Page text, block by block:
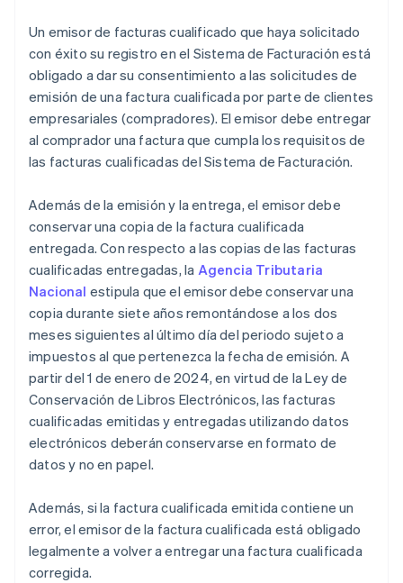
Un emisor de facturas cualificado que haya solicitado
con éxito su registro en el Sistema de Facturación está
obligado a dar su consentimiento a las solicitudes de
emisión de una factura cualificada por parte de clientes
empresariales (compradores). El emisor debe entregar
al comprador una factura que cumpla los requisitos de
las facturas cualificadas del Sistema de Facturación.
Además de la emisión y la entrega, el emisor debe
conservar una copia de la factura cualificada
entregada. Con respecto a las copias de las facturas
cualificadas entregadas, la Agencia Tributaria
Nacional estipula que el emisor debe conservar una
copia durante siete años remontándose a los dos
meses siguientes al último día del periodo sujeto a
impuestos al que pertenezca la fecha de emisión. A
partir del 1 de enero de 2024, en virtud de la Ley de
Conservación de Libros Electrónicos, las facturas
cualificadas emitidas y entregadas utilizando datos
electrónicos deberán conservarse en formato de
datos y no en papel.
Además, si la factura cualificada emitida contiene un
error, el emisor de la factura cualificada está obligado
legalmente a volver a entregar una factura cualificada
corregida.